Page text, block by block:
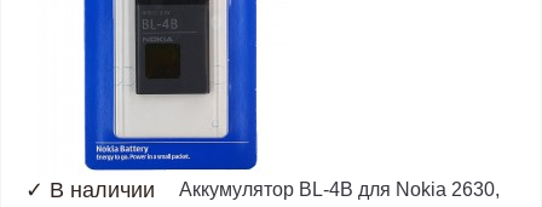
✓ В наличии
Аккумулятор BL-4B для Nokia 2630,